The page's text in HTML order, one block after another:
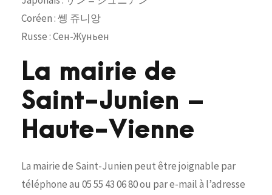
Coréen : 쎙 쥬니앙
Russe : Сен-Жуньен
La mairie de
Saint-Junien –
Haute-Vienne
La mairie de Saint-Junien peut être joignable par
téléphone au 05 55 43 06 80 ou par e-mail à l’adresse